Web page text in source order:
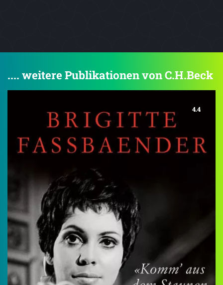
.... weitere Publikationen von C.H.Beck
4.4